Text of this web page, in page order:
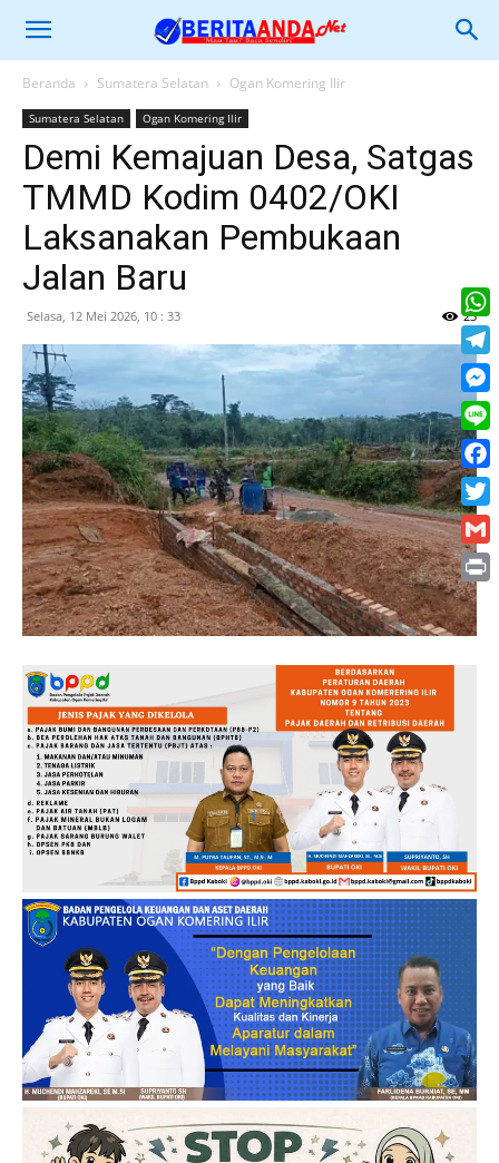
Beranda Sumatera Selatan Ogan Komering Ilir
Sumatera Selatan Ogan Komering Ilir
Demi Kemajuan Desa, Satgas
TMMD Kodim 0402/OKI
Laksanakan Pembukaan
Jalan Baru
Selasa, 12 Mei 2026, 10 : 33 23
Line
Print